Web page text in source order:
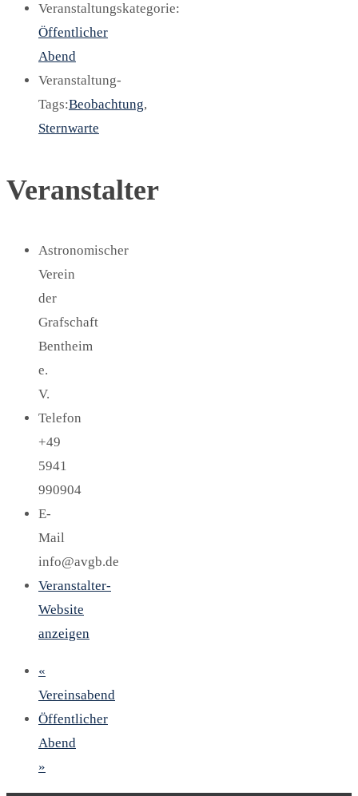
Veranstaltungskategorie:
Öffentlicher
Abend
Veranstaltung-
Tags:Beobachtung,
Sternwarte
Veranstalter
Astronomischer
Verein
der
Grafschaft
Bentheim
e.
V.
Telefon
+49
5941
990904
E-
Mail
info@avgb.de
Veranstalter-
Website
anzeigen
«
Vereinsabend
Öffentlicher
Abend
»